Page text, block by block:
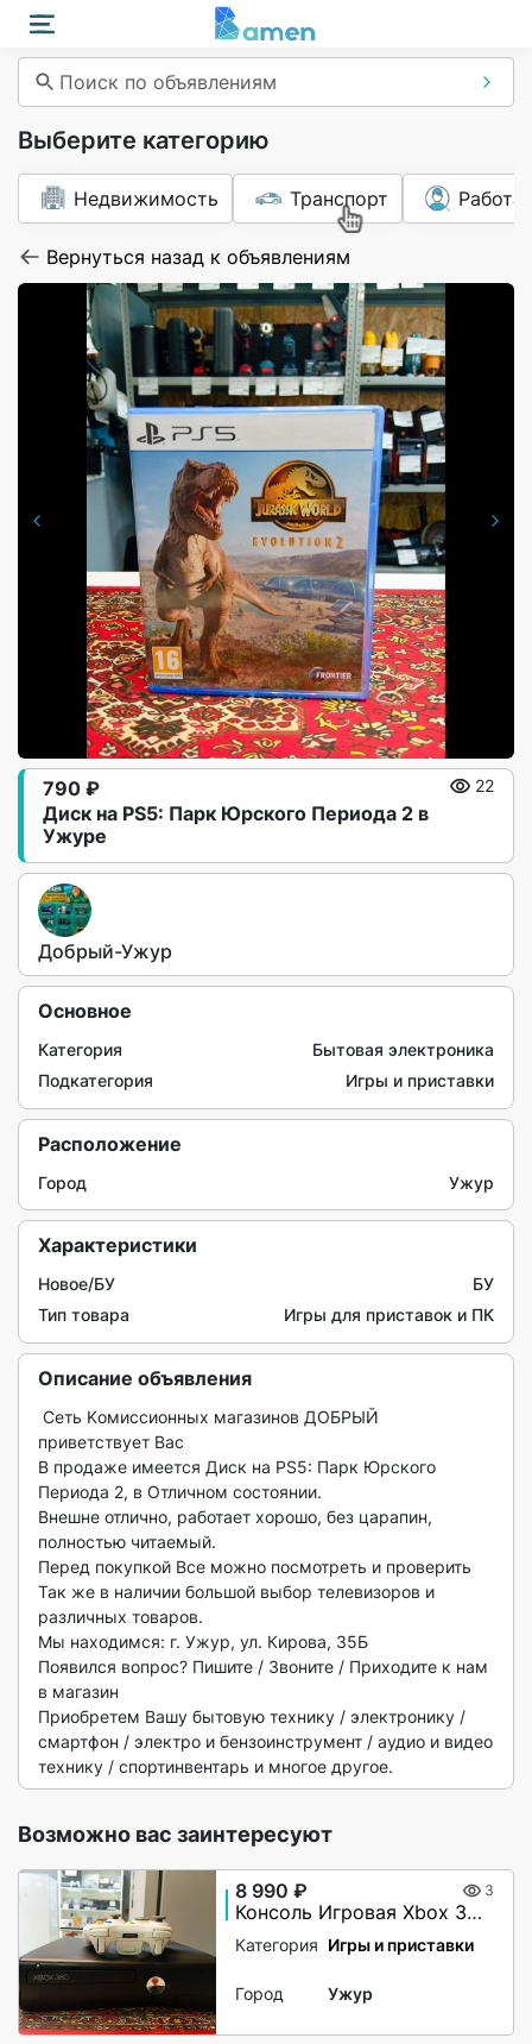
Поиск по объявлениям
Выберите категорию
Недвижимость Транспорт Работа
Вернуться назад к объявлениям
Диск на PS5: Парк Юрского Периода 2 в
Ужуре
790 ₽ 22
Добрый-Ужур
Основное
Категория
Бытовая электроника
Подкатегория
Игры и приставки
Расположение
Город Ужур
Характеристики
Новое/БУ
БУ
Тип товара
Игры для приставок и ПК
Описание объявления
привeтствуeт Вac
В пpодажe имeется Диск на PS5: Парк Юрского
Периода 2, в Отличном состоянии.
Внешне отлично, работает хорошо, без царапин,
полностью читаемый.
Перед покупкой Все можно посмотреть и проверить
Так же в наличии большой выбор телевизоров и
различных товаров.
Мы находимся: г. Ужур, ул. Кирова, 35Б
Появился вопрос? Пишите / Звоните / Приходите к нам
в магазин
Приобретем Вашу бытовую технику / электронику /
смартфон / электро и бензоинструмент / аудио и видео
технику / спортинвентарь и многое другое.
Возможно вас заинтересуют
8 990 ₽ 3
Консоль Игровая Xbox 360 500 Gb (Прошитая)
Категория Игры и приставки
Город Ужур